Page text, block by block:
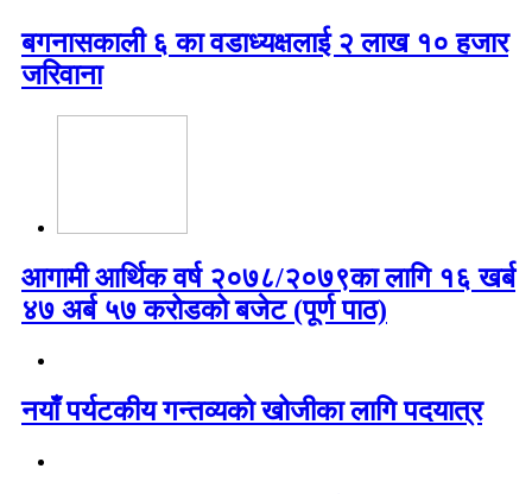
बगनासकाली ६ का वडाध्यक्षलाई २ लाख १० हजार
जरिवाना
आगामी आर्थिक वर्ष २०७८/२०७९का लागि १६ खर्ब
४७ अर्ब ५७ करोडको बजेट (पूर्ण पाठ)
नयाँ पर्यटकीय गन्तव्यको खोजीका लागि पदयात्र